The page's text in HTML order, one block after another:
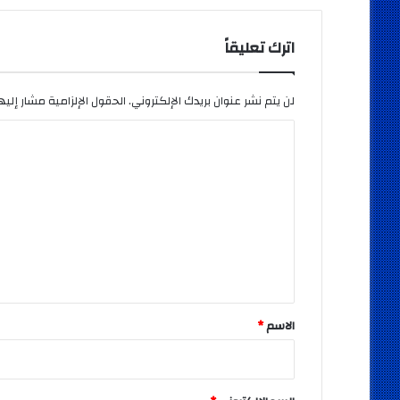
اترك تعليقاً
لن يتم نشر عنوان بريدك الإلكتروني.الحقول الإلزامية مشار
*
الاسم*